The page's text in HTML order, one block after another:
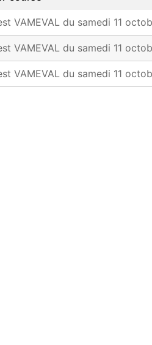
VAMEVAL du samedi 11
VAMEVAL du samedi 11
VAMEVAL du samedi 11